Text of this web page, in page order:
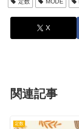
定数
MODE
X
関連記事
定数